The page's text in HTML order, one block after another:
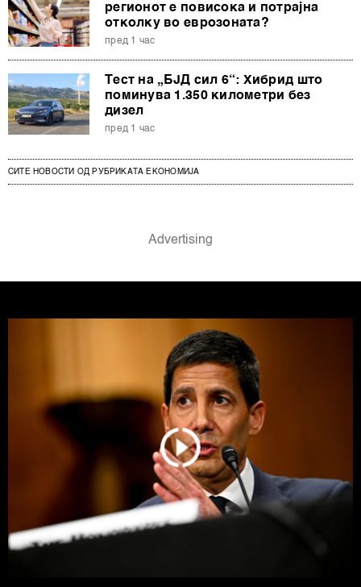
регионот е повисока и потрајна
отколку во еврозоната?
пред 1 час
Тест на „БЈД сил 6“: Хибрид што
поминува 1.350 километри без
дизел
пред 1 час
СИТЕ НОВОСТИ ОД РУБРИКАТА ЕКОНОМИЈА